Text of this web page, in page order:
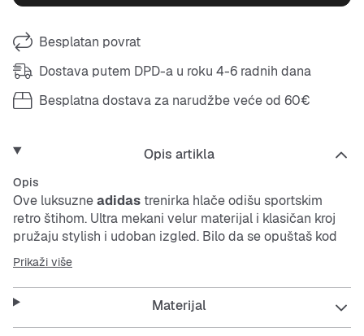
Besplatan povrat
Dostava putem DPD-a u roku 4-6 radnih dana
Besplatna dostava za narudžbe veće od 60€
Opis artikla
Opis
Ove luksuzneadidas trenirka hlače odišu sportskim
retro štihom. Ultra mekani velur materijal i klasičan kroj
pružaju stylish i udoban izgled. Bilo da se opuštaš kod
kuće ili si u pokretu, ove ležerne hlače su uvijek pravi
izbor.
Prikaži više
Materijal